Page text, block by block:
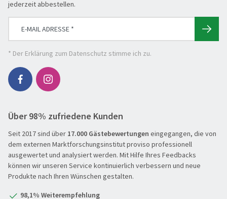
SUCHEN & BUCHEN
REISEKATEGORIE
Reisekategorie
Entspannen & Wohlfühlen
Erlebnisreise
Flugreisen
Flusskreuzfahrt
Genussreise
Hochseekreuzfahrt
Leserreisen
Osterreisen
PREMIUM-Bus
jederzeit abbestellen.
* Der Erklärung zum Datenschutz stimme ich zu.
Über 98% zufriedene Kunden
Seit 2017 sind über 17.000 Gästebewertungen eingegangen, die von
dem externen Marktforschungsinstitut proviso professionell
ausgewertet und analysiert werden. Mit Hilfe Ihres Feedbacks
können wir unseren Service kontinuierlich verbessern und neue
Produkte nach Ihren Wünschen gestalten.
98,1% Weiterempfehlung